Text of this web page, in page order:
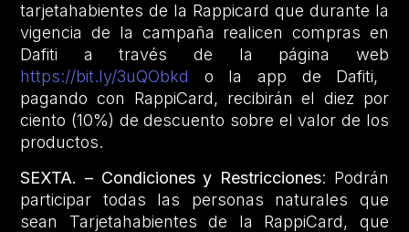
tarjetahabientes de la Rappicard que durante la
vigencia de la campaña realicen compras en
Dafiti a través de la página web
https://bit.ly/3uQObkd
o la app de Dafiti,
pagando con RappiCard, recibirán el diez por
ciento (10%) de descuento sobre el valor de los
productos.
SEXTA. – Condiciones y Restricciones: Podrán
participar todas las personas naturales que
sean Tarjetahabientes de la RappiCard, que